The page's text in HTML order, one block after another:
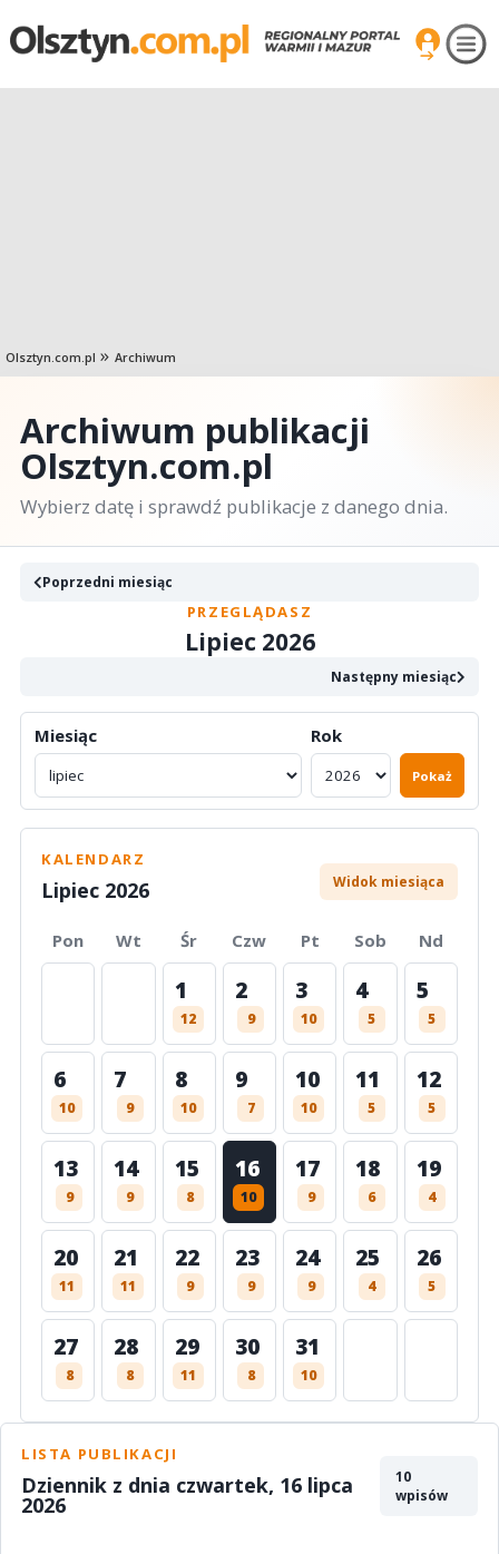
Olsztyn.com.pl Archiwum
Archiwum publikacji
Olsztyn.com.pl
Wybierz datę i sprawdź publikacje z danego dnia.
Poprzedni miesiąc
PRZEGLĄDASZ
Lipiec 2026
Następny miesiąc
Miesiąc Rok
Pokaż
KALENDARZ
Lipiec 2026 Widok miesiąca
Pon Wt Śr Czw Pt Sob Nd
1
12
2
9
3
10
4
5
5
5
6
10
7
9
8
10
9
7
10
10
11
5
12
5
13
9
14
9
15
8
16
10
17
9
18
6
19
4
20
11
21
11
22
9
23
9
24
9
25
4
26
5
27
8
28
8
29
11
30
8
31
10
LISTA PUBLIKACJI
Dziennik z dnia czwartek, 16 lipca
2026
10
wpisów